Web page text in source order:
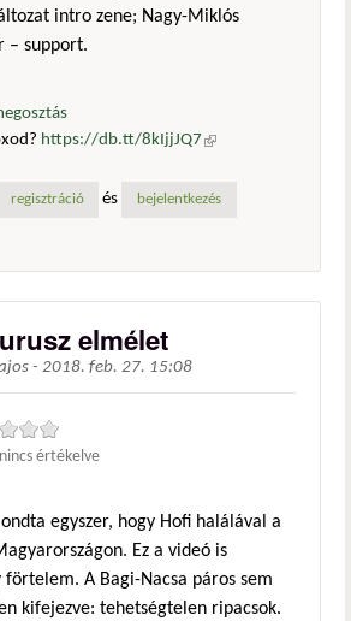
intro zene; Nagy-Miklós
– support.
https://db.tt/8kIjjJQ7 (külső
regisztráció és bejelentkezés
elmélet
- 2018. feb. 27. 15:08
értékelve
egyszer, hogy Hofi halálával a
Ez a videó is
förtelem. A Bagi-Nacsa páros sem
kifejezve: tehetségtelen ripacsok.